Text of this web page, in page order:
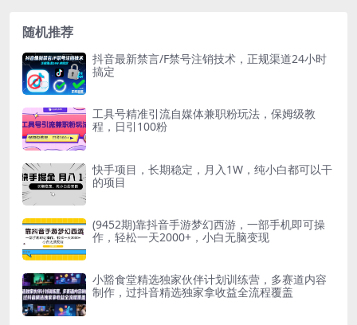
随机推荐
抖音最新禁言/F禁号注销技术，正规渠道24小时
搞定
工具号精准引流自媒体兼职粉玩法，保姆级教
程，日引100粉
快手项目，长期稳定，月入1W，纯小白都可以干
的项目
(9452期)靠抖音手游梦幻西游，一部手机即可操
作，轻松一天2000+，小白无脑变现
小豁食堂精选独家伙伴计划训练营，多赛道内容
制作，过抖音精选独家拿收益全流程覆盖